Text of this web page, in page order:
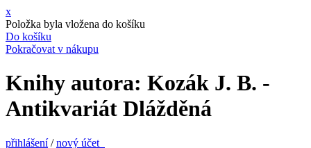
x
Položka byla vložena do košíku
Do košíku
Pokračovat v nákupu
Knihy autora: Kozák J. B. -
Antikvariát Dlážděná
přihlášení/nový účet